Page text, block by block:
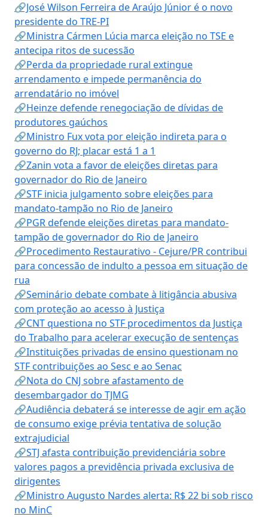
🔗José Wilson Ferreira de Araújo Júnior é o novo
presidente do TRE-PI
🔗Ministra Cármen Lúcia marca eleição no TSE e
antecipa ritos de sucessão
🔗Perda da propriedade rural extingue
arrendamento e impede permanência do
arrendatário no imóvel
🔗Heinze defende renegociação de dívidas de
produtores gaúchos
🔗Ministro Fux vota por eleição indireta para o
governo do RJ; placar está 1 a 1
🔗Zanin vota a favor de eleições diretas para
governador do Rio de Janeiro
🔗STF inicia julgamento sobre eleições para
mandato-tampão no Rio de Janeiro
🔗PGR defende eleições diretas para mandato-
tampão de governador do Rio de Janeiro
🔗Procedimento Restaurativo - Cejure/PR contribui
para concessão de indulto a pessoa em situação de
rua
🔗Seminário debate combate à litigância abusiva
com proteção ao acesso à Justiça
🔗CNT questiona no STF procedimentos da Justiça
do Trabalho para acelerar execução de sentenças
🔗Instituições privadas de ensino questionam no
STF contribuições ao Sesc e ao Senac
🔗Nota do CNJ sobre afastamento de
desembargador do TJMG
🔗Audiência debaterá se interesse de agir em ação
de consumo exige prévia tentativa de solução
extrajudicial
🔗STJ afasta contribuição previdenciária sobre
valores pagos a previdência privada exclusiva de
dirigentes
🔗Ministro Augusto Nardes alerta: R$ 22 bi sob risco
no MinC